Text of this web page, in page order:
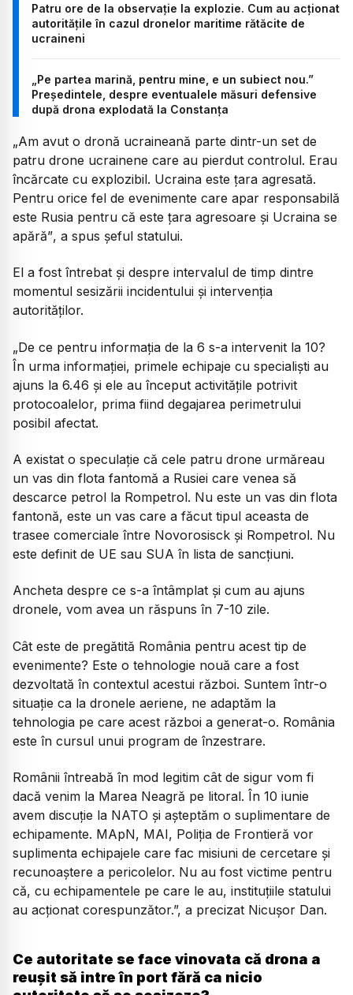
Patru ore de la observație la explozie. Cum au acționat
autoritățile în cazul dronelor maritime rătăcite de
ucraineni
„Pe partea marină, pentru mine, e un subiect nou.”
Președintele, despre eventualele măsuri defensive
după drona explodată la Constanța
„Am avut o dronă ucraineană parte dintr-un set de
patru drone ucrainene care au pierdut controlul. Erau
încărcate cu explozibil. Ucraina este țara agresată.
Pentru orice fel de evenimente care apar responsabilă
este Rusia pentru că este țara agresoare și Ucraina se
apără”, a spus șeful statului.
El a fost întrebat și despre intervalul de timp dintre
momentul sesizării incidentului și intervenția
autorităților.
„De ce pentru informația de la 6 s-a intervenit la 10?
În urma informației, primele echipaje cu specialiști au
ajuns la 6.46 și ele au început activitățile potrivit
protocoalelor, prima fiind degajarea perimetrului
posibil afectat.
A existat o speculație că cele patru drone urmăreau
un vas din flota fantomă a Rusiei care venea să
descarce petrol la Rompetrol. Nu este un vas din flota
fantonă, este un vas care a făcut tipul aceasta de
trasee comerciale între Novorosisck și Rompetrol. Nu
este definit de UE sau SUA în lista de sancțiuni.
Ancheta despre ce s-a întâmplat și cum au ajuns
dronele, vom avea un răspuns în 7-10 zile.
Cât este de pregătită România pentru acest tip de
evenimente? Este o tehnologie nouă care a fost
dezvoltată în contextul acestui război. Suntem într-o
situație ca la dronele aeriene, ne adaptăm la
tehnologia pe care acest război a generat-o. România
este în cursul unui program de înzestrare.
Românii întreabă în mod legitim cât de sigur vom fi
dacă venim la Marea Neagră pe litoral. În 10 iunie
avem discuție la NATO și așteptăm o suplimentare de
echipamente. MApN, MAI, Poliția de Frontieră vor
suplimenta echipajele care fac misiuni de cercetare și
recunoaștere a pericolelor. Nu au fost victime pentru
că, cu echipamentele pe care le au, instituțiile statului
au acționat corespunzător.”, a precizat Nicușor Dan.
Ce autoritate se face vinovata că drona a
reușit să intre în port fără ca nicio